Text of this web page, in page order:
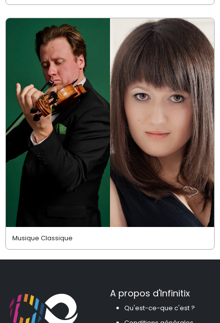
Musique Classique
A propos d'Infinitix
Qu'est-ce-que c'est ?